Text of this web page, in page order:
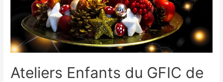
Ateliers Enfants du GFIC de